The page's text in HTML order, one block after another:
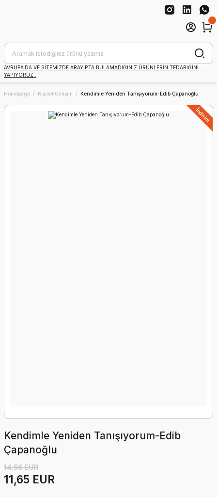
AVRUPA'DA VE SİTEMİZDE ARAYIPTA BULAMADIĞINIZ ÜRÜNLERİN TEDARİĞİNİ
YAPIYORUZ .
Homepage Kişisel Gelişim Kendimle Yeniden Tanışıyorum-Edib Çapanoğlu
İndirim
Kendimle Yeniden Tanışıyorum-Edib
Çapanoğlu
14,56 EUR
11,65 EUR